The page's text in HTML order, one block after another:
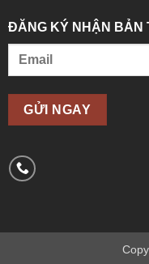
ĐĂNG KÝ NHẬN BẢN